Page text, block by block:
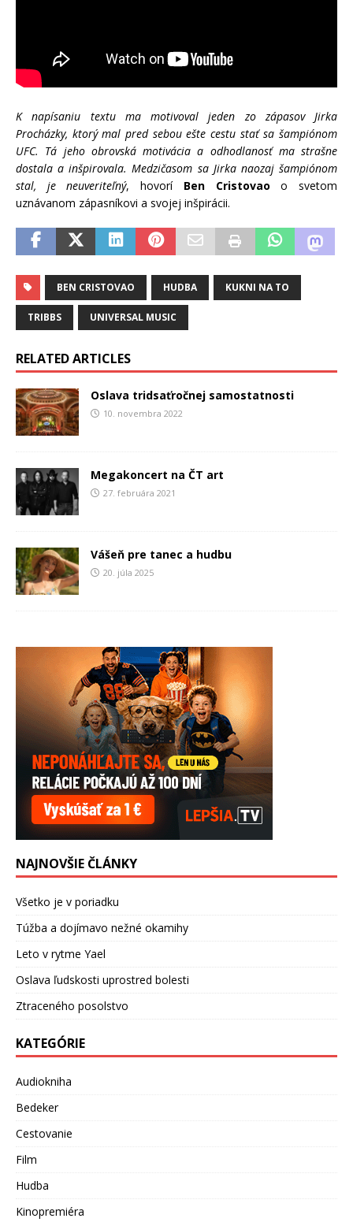
K napísaniu textu ma motivoval jeden zo zápasov Jirka
Procházky, ktorý mal pred sebou ešte cestu stať sa šampiónom
UFC. Tá jeho obrovská motivácia a odhodlanosť ma strašne
dostala a inšpirovala. Medzičasom sa Jirka naozaj šampiónom
stal, je neuveriteľný, hovorí Ben Cristovao o svetom
uznávanom zápasníkovi a svojej inšpirácii.
BEN CRISTOVAO HUDBA KUKNI NA TO
TRIBBS UNIVERSAL MUSIC
RELATED ARTICLES
Oslava tridsaťročnej samostatnosti
10. novembra 2022
Megakoncert na ČT art
27. februára 2021
Vášeň pre tanec a hudbu
20. júla 2025
NAJNOVŠIE ČLÁNKY
Všetko je v poriadku
Túžba a dojímavo nežné okamihy
Leto v rytme Yael
Oslava ľudskosti uprostred bolesti
Ztraceného posolstvo
KATEGÓRIE
Audiokniha
Bedeker
Cestovanie
Film
Hudba
Kinopremiéra